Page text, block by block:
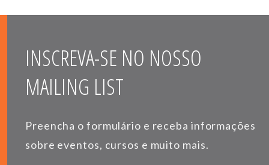
INSCREVA-SE NO NOSSO
MAILING LIST
Preencha o formulário e receba informações
sobre eventos, cursos e muito mais.